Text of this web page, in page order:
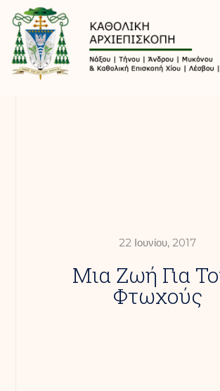
22 Ιουνίου, 2017
Μια Ζωή Για
Φτωχούς